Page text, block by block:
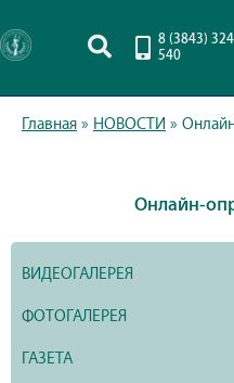
8 (3843)
540
Главная » НОВОСТИ »
Онлайн-
ВИДЕОГАЛЕРЕЯ
ФОТОГАЛЕРЕЯ
ГАЗЕТА